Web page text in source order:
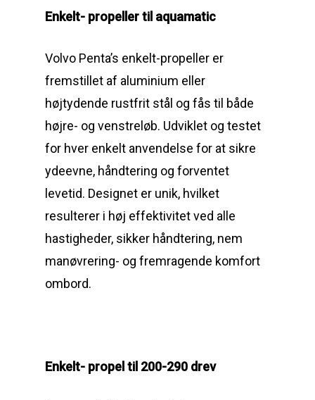
Enkelt- propeller til aquamatic
Volvo Penta’s enkelt-propeller er
fremstillet af aluminium eller
højtydende rustfrit stål og fås til både
højre- og venstreløb. Udviklet og testet
for hver enkelt anvendelse for at sikre
ydeevne, håndtering og forventet
levetid. Designet er unik, hvilket
resulterer i høj effektivitet ved alle
hastigheder, sikker håndtering, nem
manøvrering- og fremragende komfort
ombord.
Enkelt- propel til 200-290 drev